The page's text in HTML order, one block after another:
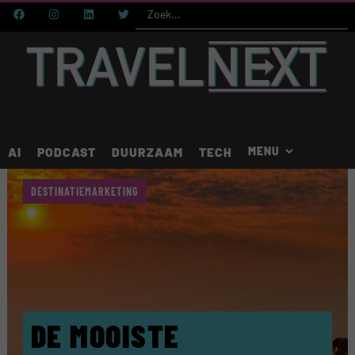
AI PODCAST DUURZAAM TECH
DE MOOISTE
DESTINATIEMARKETING